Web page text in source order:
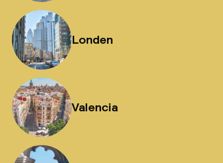
Londen
Valencia